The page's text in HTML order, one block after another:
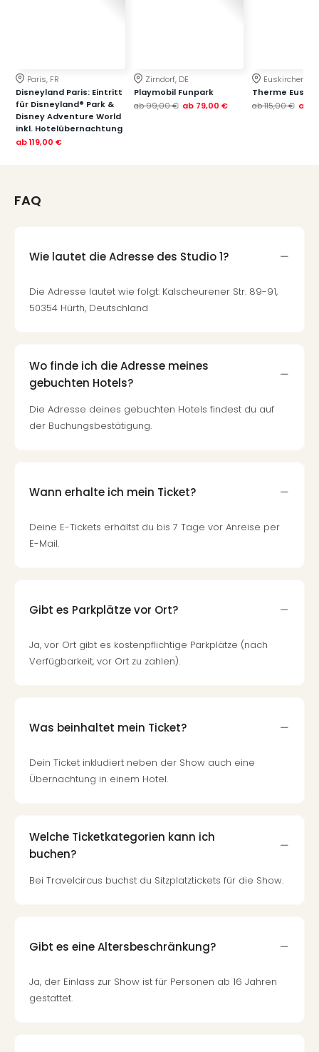
Paris, FR
Disneyland Paris: Eintritt
für Disneyland® Park &
Disney Adventure World
inkl. Hotelübernachtung
ab119,00 €
Zirndorf, DE
Playmobil Funpark
ab99,00 € ab 79,00 €
Euskirchen, DE
Therme
ab115,00 € ab
FAQ
Wie lautet die Adresse des Studio 1?
Die Adresse lautet wie folgt: Kalscheurener Str. 89-91,
50354 Hürth, Deutschland
Wo finde ich die Adresse meines
gebuchten Hotels?
Die Adresse deines gebuchten Hotels findest du auf
der Buchungsbestätigung.
Wann erhalte ich mein Ticket?
Deine E-Tickets erhältst du bis 7 Tage vor Anreise per
E-Mail.
Gibt es Parkplätze vor Ort?
Ja, vor Ort gibt es kostenpflichtige Parkplätze (nach
Verfügbarkeit, vor Ort zu zahlen).
Was beinhaltet mein Ticket?
Dein Ticket inkludiert neben der Show auch eine
Übernachtung in einem Hotel.
Welche Ticketkategorien kann ich
buchen?
Bei Travelcircus buchst du Sitzplatztickets für die Show.
Gibt es eine Altersbeschränkung?
Ja, der Einlass zur Show ist für Personen ab 16 Jahren
gestattet.